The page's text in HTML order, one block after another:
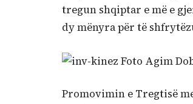
tregun shqiptar e më e
dy mënyra për të
Promovimin e Tregtisë